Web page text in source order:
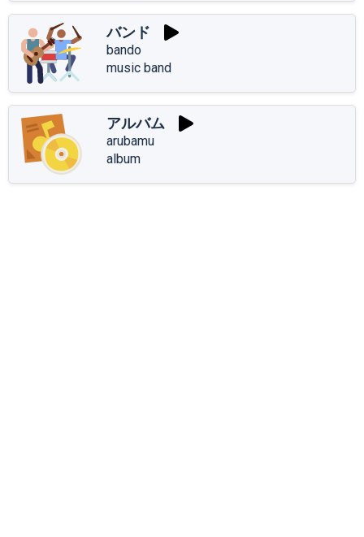
バンド
bando
music band
アルバム
arubamu
album